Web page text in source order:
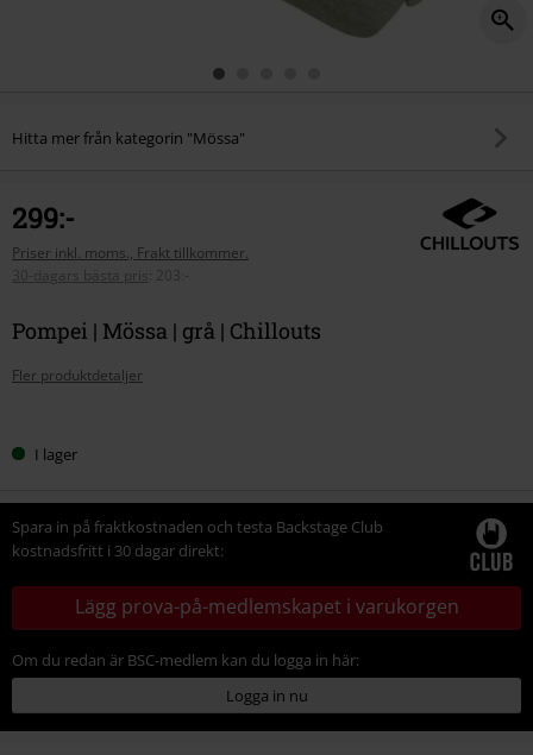
Hitta mer från kategorin "Mössa"
299:-
Priser inkl. moms., Frakt tillkommer.
30-dagars bästa pris
203:-
Pompei | Mössa | grå | Chillouts
Fler produktdetaljer
dinI lager
Spara in på fraktkostnaden och testa Backstage Club
kostnadsfritt i 30 dagar direkt:
Lägg prova-på-medlemskapet i varukorgen
Om du redan är BSC-medlem kan du logga in här:
Logga in nu